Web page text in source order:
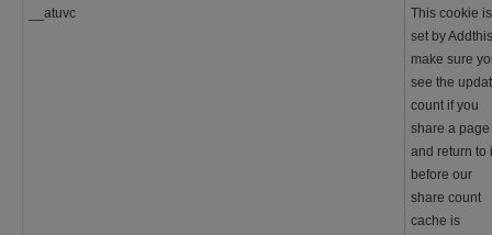
__atuvc
This cookie is
set by
make sure
see the
count if you
share a page
and return to
before our
share count
cache is